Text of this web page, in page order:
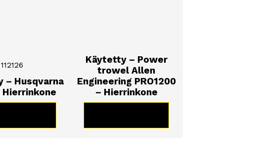
– Husqvarna
Hierrinkone
Käytetty – Power
trowel Allen
Engineering PRO1200
– Hierrinkone